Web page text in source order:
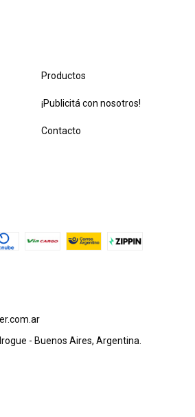
Productos
¡Publicitá con nosotros!
Contacto
- Buenos Aires, Argentina.